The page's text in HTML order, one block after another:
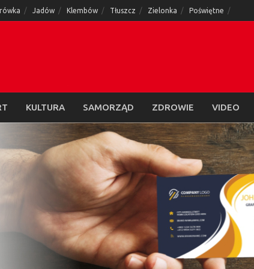
Jadów Klembów Tłuszcz Zielonka Poświętne
KULTURA SAMORZĄD ZDROWIE VIDEO